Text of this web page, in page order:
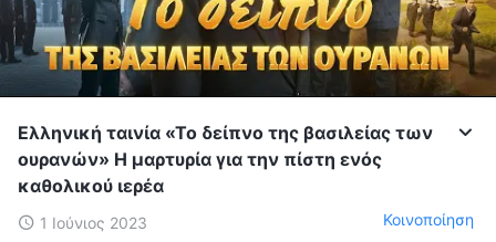
Ελληνική ταινία «Το δείπνο της βασιλείας των
ουρανών» Η μαρτυρία για την πίστη ενός
καθολικού ιερέα
1 Ιούνιος 2023 Κοινοποίηση